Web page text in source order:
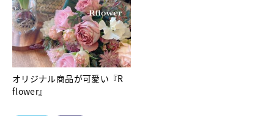
オリジナル商品が可愛い『R
flower』